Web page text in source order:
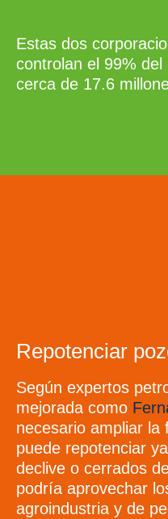
Estas dos
controlan el 99%
cerca de 17.6
Repotenciar
Según expertos
mejorada como
necesario ampliar
puede repotenciar
declive o cerrados
podría aprovechar
agroindustria y de